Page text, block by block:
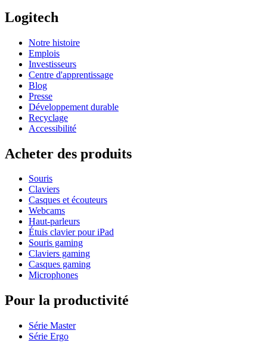
Logitech
Notre histoire
Emplois
Investisseurs
Centre d'apprentissage
Blog
Presse
Développement durable
Recyclage
Accessibilité
Acheter des produits
Souris
Claviers
Casques et écouteurs
Webcams
Haut-parleurs
Étuis clavier pour iPad
Souris gaming
Claviers gaming
Casques gaming
Microphones
Pour la productivité
Série Master
Série Ergo